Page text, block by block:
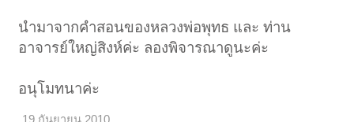
นำมาจากคำสอนของหลวงพ่อพุทธ และ ท่าน
อาจารย์ใหญ่สิงห์ค่ะ ลองพิจารณาดูนะค่ะ
อนุโมทนาค่ะ
19 กันยายน 2010